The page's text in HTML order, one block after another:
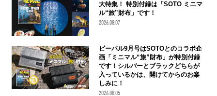
大特集！ 特別付録は「SOTO ミニマ
ル“旅”財布」です！
2026.08.07
ビーパル9月号はSOTOとのコラボ企
画「ミニマル“旅”財布」が特別付録
です！シルバーとブラックどちらが
入っているかは、開けてからのお楽
しみに！
2026.08.05